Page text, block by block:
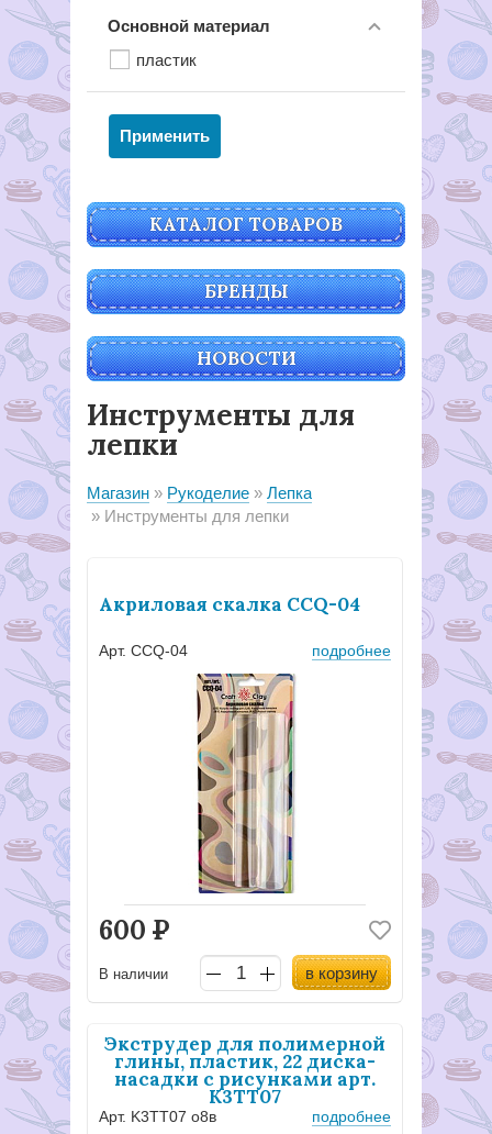
Основной материал
пластик
КАТАЛОГ ТОВАРОВ
БРЕНДЫ
НОВОСТИ
Инструменты для
лепки
Магазин Рукоделие
Лепка
Инструменты для лепки
Акриловая скалка CCQ-04
Арт. CCQ-04 подробнее
600 Р
В наличии в корзину
Экструдер для полимерной
глины, пластик, 22 диска-
насадки с рисунками арт.
K3TT07
Арт. K3TT07 о8в подробнее